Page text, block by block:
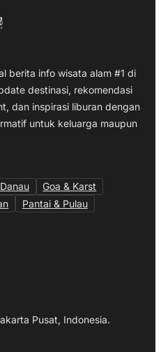
berita info wisata alam #1 di
destinasi, rekomendasi
dan inspirasi liburan dengan
untuk keluarga maupun
Danau
Goa & Karst
Pantai & Pulau
Pusat, Indonesia.